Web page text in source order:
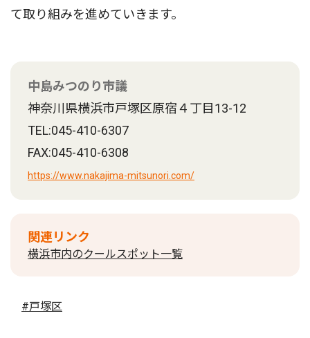
て取り組みを進めていきます。
中島みつのり市議
神奈川県横浜市戸塚区原宿４丁目13-12
TEL:045-410-6307
FAX:045-410-6308
https://www.nakajima-mitsunori.com/
関連リンク
横浜市内のクールスポット一覧
#戸塚区